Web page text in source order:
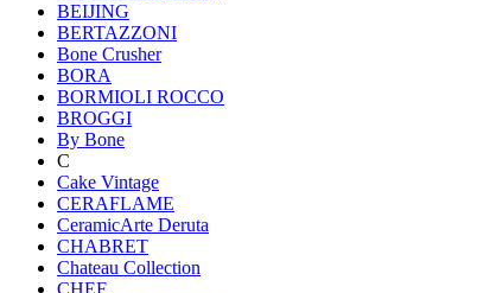
BEIJING
BERTAZZONI
Bone Crusher
BORA
BORMIOLI ROCCO
BROGGI
By Bone
C
Cake Vintage
CERAFLAME
CeramicArte Deruta
CHABRET
Chateau Collection
CHEF